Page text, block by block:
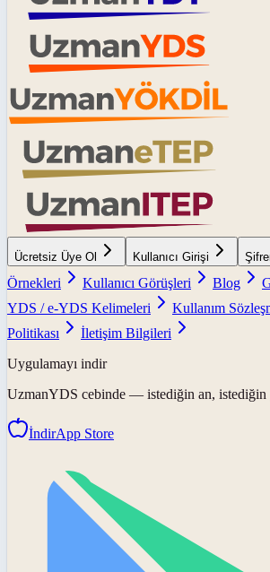
Ücretsiz Üye Ol Kullanıcı Girişi
Örnekleri
Kullanıcı Görüşleri Blog
YDS / e-YDS Kelimeleri
Kullanım
Politikası
İletişim Bilgileri
Uygulamayı indir
UzmanYDS cebinde — istediğin an, istediğin
İndirApp Store